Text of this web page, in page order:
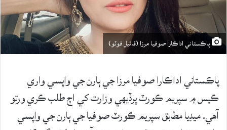
پاڪستاني اداڪارا صوفيا مرزا (فائيل فوٽو)
پاڪستاني اداڪارا صوفيا مرزا جي ٻارن جي واپسي واري
ڪيس ۾ سپريم ڪورٽ پرڏيهي وزارت کي اڄ طلب ڪري ورتو
آهي. ميڊيا مطابق سپريم ڪورٽ صوفيا جي ٻارن جي واپسي